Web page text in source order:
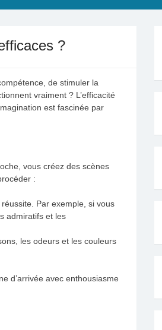
?
de stimuler la
vraiment ? L’efficacité
est fascinée par
vous créez des scènes
:
Par exemple, si vous
admiratifs et les
les odeurs et les couleurs
d’arrivée avec enthousiasme